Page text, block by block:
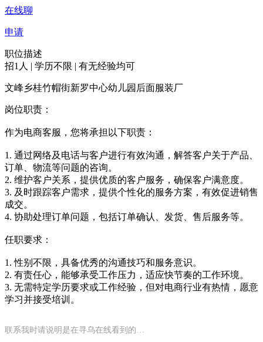
在线聊
申请
职位描述
招1人 | 学历不限 | 有无经验均可
文峰乡桂竹帽街新罗中心幼儿园后面服装厂
岗位职责：
作为电商客服，您将承担以下职责：
1. 通过网络及电话与客户进行有效沟通，解答客户关于产品、
订单、物流等问题的咨询。
2. 维护客户关系，提供优质的客户服务，确保客户满意度。
3. 及时跟踪客户需求，提供个性化的服务方案，有效促进销售
成交。
4. 协助处理订单问题，包括订单确认、发货、售后服务等。
任职要求：
1. 性别不限，具备优秀的沟通技巧和服务意识。
2. 有责任心，能够承受工作压力，适应快节奏的工作环境。
3. 无需特定学历要求或工作经验，但对电商行业有热情，愿意
学习并接受培训。
联系我时请说明是在寻乌在线看到的…